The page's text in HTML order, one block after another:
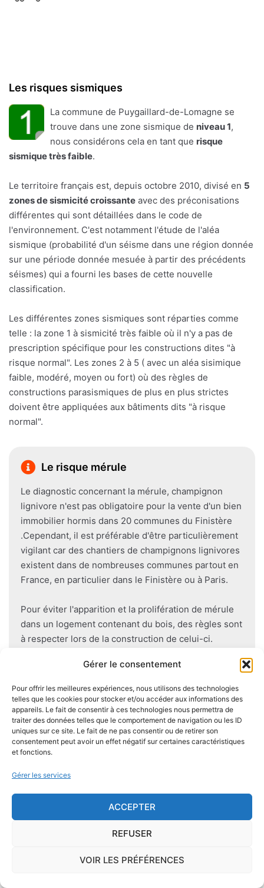
Gérer le consentement
Pour offrir les meilleures expériences, nous utilisons des technologies
telles que les cookies pour stocker et/ou accéder aux informations des
appareils. Le fait de consentir à ces technologies nous permettra de
traiter des données telles que le comportement de navigation ou les ID
uniques sur ce site. Le fait de ne pas consentir ou de retirer son
consentement peut avoir un effet négatif sur certaines caractéristiques
et fonctions.
Gérer les services
ACCEPTER
REFUSER
VOIR LES PRÉFÉRENCES
Les risques sismiques
La commune de Puygaillard-de-Lomagne se
trouve dans une zone sismique de niveau 1,
nous considérons cela en tant que risque
sismique très faible.
Le territoire français est, depuis octobre 2010, divisé en 5
zones de sismicité croissante avec des préconisations
différentes qui sont détaillées dans le code de
l'environnement. C'est notamment l'étude de l'aléa
sismique (probabilité d'un séisme dans une région donnée
sur une période donnée mesuée à partir des précédents
séismes) qui a fourni les bases de cette nouvelle
classification.
Les différentes zones sismiques sont réparties comme
telle : la zone 1 à sismicité très faible où il n'y a pas de
prescription spécifique pour les constructions dites "à
risque normal". Les zones 2 à 5 ( avec un aléa sisimique
faible, modéré, moyen ou fort) où des règles de
constructions parasismiques de plus en plus strictes
doivent être appliquées aux bâtiments dits "à risque
normal".
Le risque mérule
Le diagnostic concernant la mérule, champignon
lignivore n'est pas obligatoire pour la vente d'un bien
immobilier hormis dans 20 communes du Finistère
.Cependant, il est préférable d'être particulièrement
vigilant car des chantiers de champignons lignivores
existent dans de nombreuses communes partout en
France, en particulier dans le Finistère ou à Paris.
Pour éviter l'apparition et la prolifération de mérule
dans un logement contenant du bois, des règles sont
à respecter lors de la construction de celui-ci.
contact direct entre le bois et le sol, s'assurer de
l'étanchéité des façades et toitures ou encore
prévoir des aérations en sous-sol limitent les risques
majeurs d'apparition de champignons lignivores.
Je demande le descriptif des
risques pour ma ville
Le risque Radon